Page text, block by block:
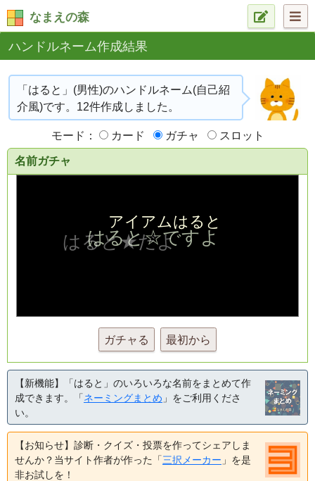
なまえの森
ハンドルネーム作成結果
「はると」(男性)のハンドルネーム(自己紹
介風)です。12件作成しました。
モード： カード ガチャ スロット
名前ガチャ
ガチャる 最初から
【新機能】「はると」のいろいろな名前をまとめて作
成できます。「ネーミングまとめ 」をご利用くださ
い。
【お知らせ】診断・クイズ・投票を作ってシェアしま
せんか？当サイト作者が作った「三択メーカー 」を是
非お試しを！